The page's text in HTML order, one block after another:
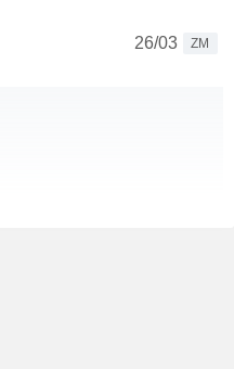
26/03
ZM